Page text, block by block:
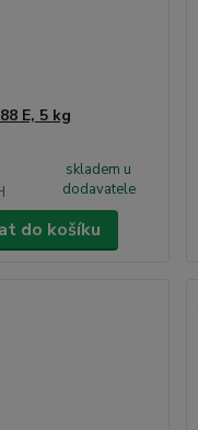
E, 5 kg
skladem u
dodavatele
do košíku